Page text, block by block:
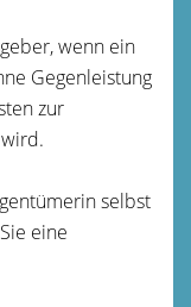
wenn ein
Gegenleistung
zur
selbst
eine